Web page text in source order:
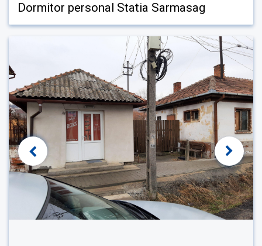
Dormitor personal Statia Sarmasag